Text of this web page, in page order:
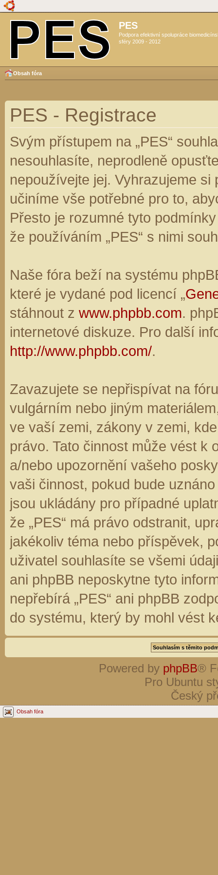
PES
Podpora efektivní spolupráce
sféry 2009 - 2012
Obsah fóra
PES - Registrace
Svým přístupem na „PES“
nesouhlasíte, neprodleně
nepoužívejte jej. Vyhrazujeme
učiníme vše potřebné pro to,
Přesto je rozumné tyto
že používáním „PES“ s nimi
Naše fóra beží na systému
které je vydané pod licencí „
stáhnout z www.phpbb.com.
internetové diskuze. Pro další
http://www.phpbb.com/.
Zavazujete se nepřispívat na
vulgárním nebo jiným
ve vaší zemi, zákony v zemi,
právo. Tato činnost může vést k
a/nebo upozornění vašeho
vaši činnost, pokud bude
jsou ukládány pro případné
že „PES“ má právo odstranit,
jakékoliv téma nebo příspěvek,
uživatel souhlasíte se všemi
ani phpBB neposkytne tyto
nepřebírá „PES“ ani phpBB
do systému, který by mohl vést
Powered by phpBB®
Pro Ubuntu
Český
Obsah fóra